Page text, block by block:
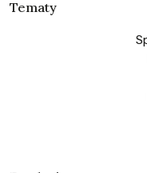
Tematy